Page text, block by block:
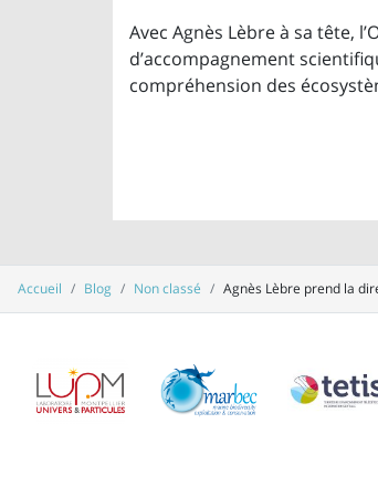
Avec Agnès Lèbre à sa tête,
d’accompagnement
compréhension des
Accueil Blog Non classé Agnès Lèbre prend la